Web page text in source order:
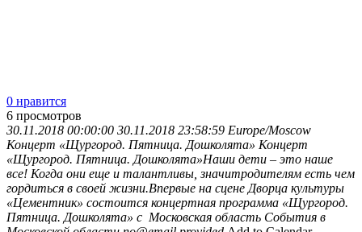
0 нравится
6 просмотров
30.11.2018 00:00:00 30.11.2018 23:58:59 Europe/Moscow
Концерт «Щургород. Пятница. Дошколята» Концерт
«Щургород. Пятница. Дошколята»Наши дети – это наше
все! Когда они еще и талантливы, значитродителям есть чем
гордиться в своей жизни.Впервые на сцене Дворца культуры
«Цементник» состоится концертная программа «Щургород.
Пятница. Дошколята» с Московская область События в